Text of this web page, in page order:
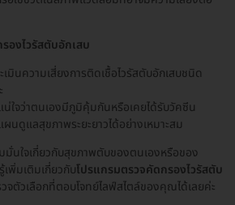
องไวรัสตับอักเสบ
เมินความเสี่ยงการติดเชื้อไวรัสตับอักเสบชนิด
น่ใจว่าตนเองมีภูมิคุ้มกันหรือเคยได้รับวัคซีน
ผนดูแลสุขภาพระยะยาวได้อย่างเหมาะสม
นใจเกี่ยวกับสุขภาพตับของตนเองหรือของ
พิ่มเติมเกี่ยวกับโปรแกรมตรวจคัดกรองไวรัสตับ
วจตัวเลือกที่ตอบโจทย์ไลฟ์สไตล์ของคุณได้เลยค่ะ